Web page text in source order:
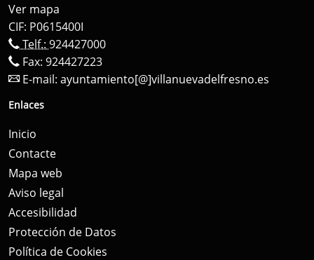
Ver mapa
CIF: P0615400I
Telf.: 924427000
Fax: 924427223
E-mail: ayuntamiento[@]villanuevadelfresno.es
Enlaces
Inicio
Contacte
Mapa web
Aviso legal
Accesibilidad
Protección de Datos
Política de Cookies